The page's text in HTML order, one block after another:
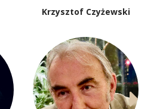
Krzysztof Czyżewski